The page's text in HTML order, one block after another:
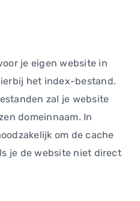
je eigen website in
het index-bestand.
zal je website
domeinnaam. In
om de cache
je de website niet direct